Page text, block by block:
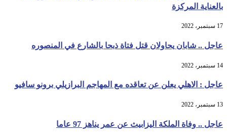
بالعناية المركزة
17 سبتمبر، 2022
عاجل .. شابان يحاولان قتل فتاة ذبحا بالشارع في المنصوره
14 سبتمبر، 2022
عاجل : الاهلي يعلن عن تعاقده مع المهاجم البرازيلي برونو سافيو
13 سبتمبر، 2022
عاجل .. وفاة الملكة اليزابيث عن عمر يناهز 97 عاما